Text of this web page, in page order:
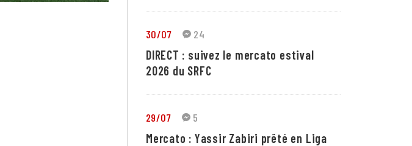
30/07 24
DIRECT : suivez le mercato estival
2026 du SRFC
29/07 5
Mercato : Yassir Zabiri prêté en Liga